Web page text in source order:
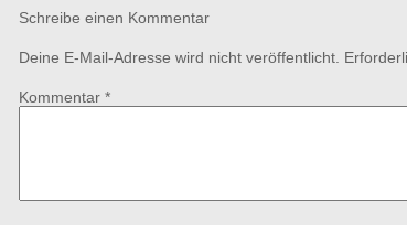
Schreibe einen Kommentar
Deine E-Mail-Adresse wird nicht veröffentlicht.
Kommentar *